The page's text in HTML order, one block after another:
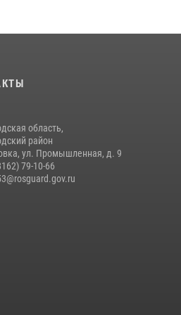
область,
район
ул. Промышленная, д. 9
79-10-66